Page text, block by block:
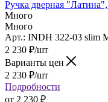
Ручка дверная
Много
Много
Арт.: INDH 322-03 slim
2 230 ₽/шт
Варианты цен
2 230 ₽/шт
Подробности
от 2 230 ₽